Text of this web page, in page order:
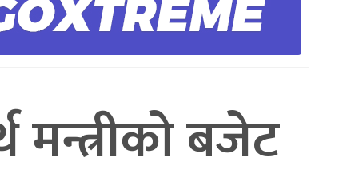
मन्त्रीको बजेट